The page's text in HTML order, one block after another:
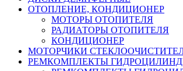
ОТОПЛЕНИЕ, КОНДИЦИОНЕР
МОТОРЫ ОТОПИТЕЛЯ
РАДИАТОРЫ ОТОПИТЕЛЯ
КОНДИЦИОНЕР
МОТОРЧИКИ
РЕМКОМПЛЕКТЫ